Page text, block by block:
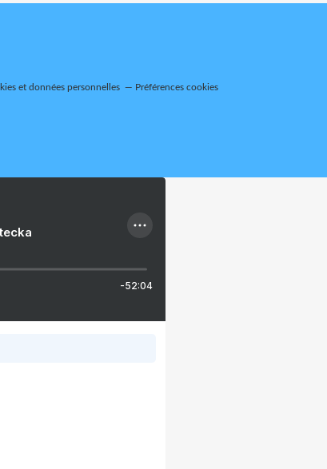
et données personnelles Préférences cookies
-52:04